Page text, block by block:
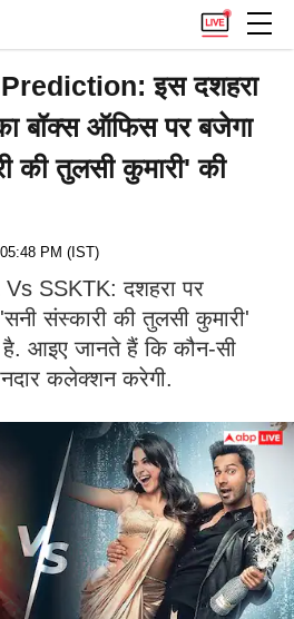
इस दशहरा
बॉक्स ऑफिस पर बजेगा
की तुलसी कुमारी' की
PM (IST)
SSKTK: दशहरा पर
संस्कारी की तुलसी कुमारी'
है. आइए जानते हैं कि कौन-सी
कलेक्शन करेगी.